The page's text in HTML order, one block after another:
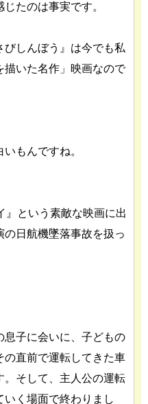
たのは事実です。
びしんぼう』は今でも私
描いた名作」映画なので
もんですね。
』という素敵な映画に出
日航機墜落事故を扱っ
息子に会いに、子どもの
の直前で運転してきた車
。そして、主人公の運転
く場面で終わりまし